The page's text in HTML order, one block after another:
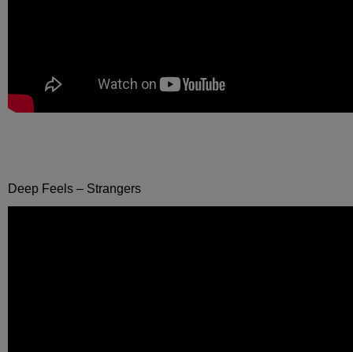
Deep Feels – Strangers